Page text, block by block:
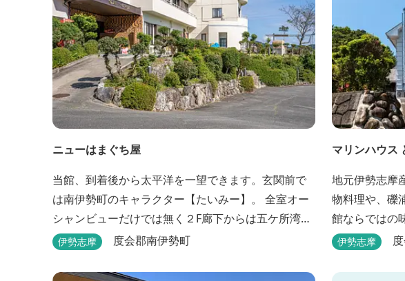
ニューはまぐち屋
当館、到着後から太平洋を一望できます。玄関前で
は南伊勢町のキャラクター【たいみー】。 全室オー
シャンビューだけでは無く２F廊下からは五ケ所湾、
礫浦を一望でき船は勿論の事、養殖筏や釣り堀筏な
からは太平洋を一望。マグロの養殖筏、夜には漁師
伊勢志摩 度会郡南伊勢町
マリンハウス
地元伊勢志摩
物料理や、礫
館ならではの
伊勢志摩